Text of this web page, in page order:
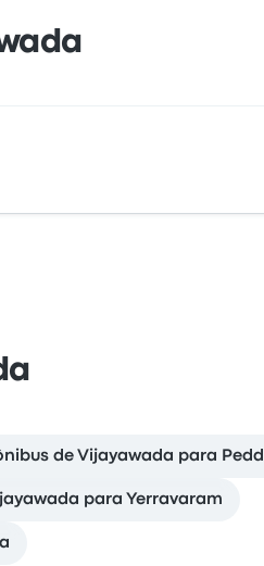
de Vijayawada para
para Yerravaram